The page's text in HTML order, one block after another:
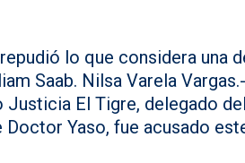
lo que considera una
Saab. Nilsa Varela
El Tigre, delegado
Yaso, fue acusado